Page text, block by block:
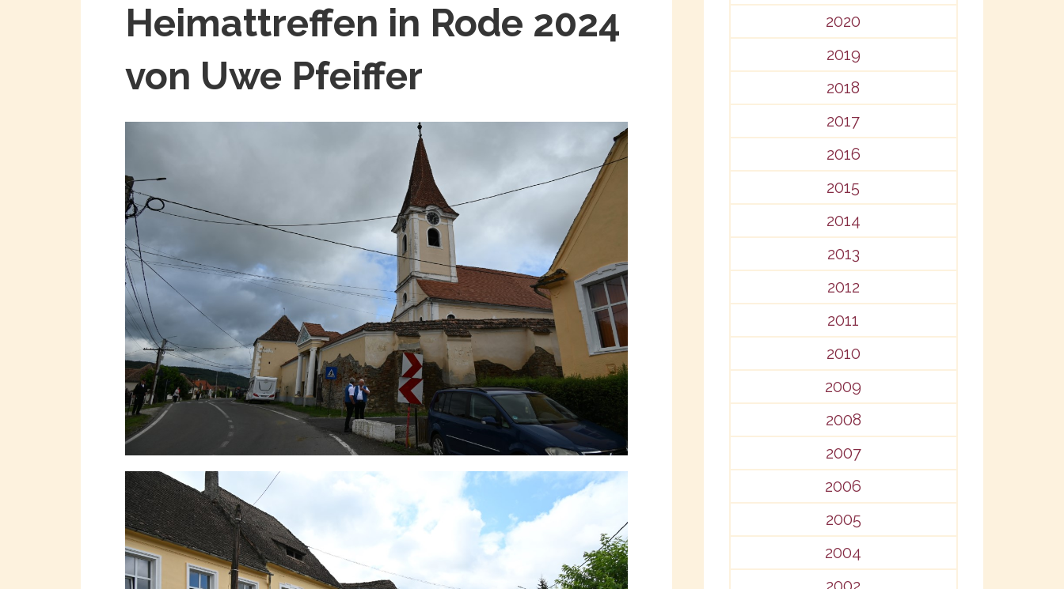
Heimattreffen in Rode 2024
von Uwe Pfeiffer
2020
2019
2018
2017
2016
2015
2014
2013
2012
2011
2010
2009
2008
2007
2006
2005
2004